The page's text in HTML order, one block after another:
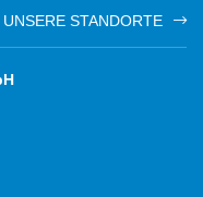
UNSERE STANDORTE